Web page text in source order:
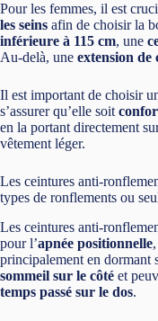
Pour les femmes, il est
les seins afin de choisir la
inférieure à 115 cm, une
Au-delà, une extension de
Il est important de choisir
s’assurer qu’elle soit
en la portant directement
vêtement léger.
Les ceintures anti-
types de ronflements ou
Les ceintures anti-
pour l’apnée positionnelle
principalement en dormant
sommeil sur le côté et
temps passé sur le dos.